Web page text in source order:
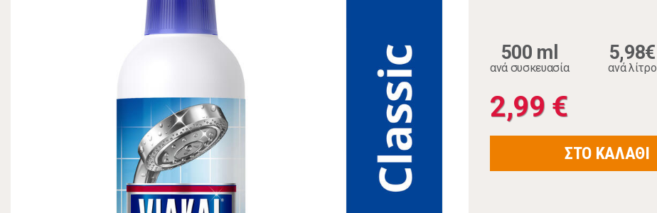
500 ml
ανά συσκευασία
5,98€
ανά λίτρο
2,99 €
ΣΤΟ ΚΑΛΑΘΙ